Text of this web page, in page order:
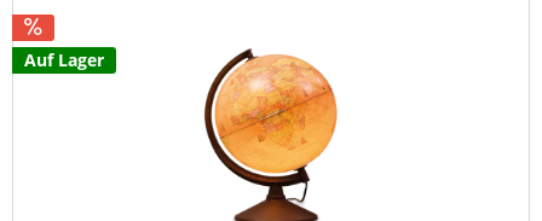
Auf Lager